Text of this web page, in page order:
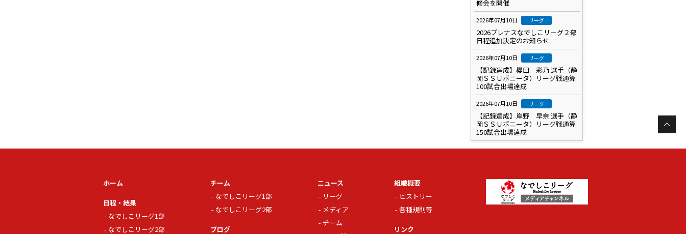
修会を開催
2026年07月10日 リーグ
2026プレナスなでしこリーグ２部
日程追加決定のお知らせ
2026年07月10日 リーグ
【記録達成】櫻田 彩乃 選手（静
岡ＳＳＵボニータ）リーグ戦通算
100試合出場達成
2026年07月10日 リーグ
【記録達成】岸野 早奈 選手（静
岡ＳＳＵボニータ）リーグ戦通算
150試合出場達成
ホーム
日程・結果
なでしこリーグ1部
なでしこリーグ2部
チーム
なでしこリーグ1部
なでしこリーグ2部
ブログ
ニュース
リーグ
メディア
チーム
組織概要
ヒストリー
各種規則等
リンク